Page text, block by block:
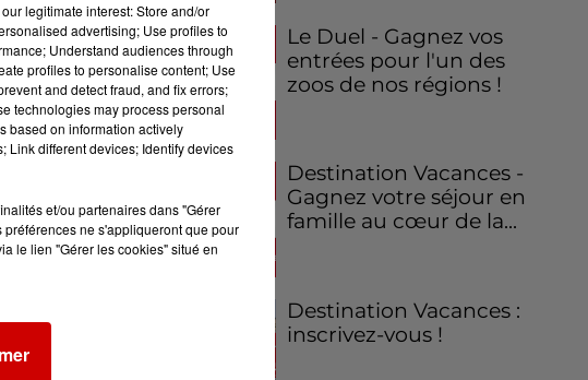
Le Duel - Gagnez vos
entrées pour l'un des
zoos de nos régions !
Destination Vacances -
Gagnez votre séjour en
famille au cœur de la...
Destination Vacances :
inscrivez-vous !
legitimate interest: Store and/or
advertising; Use profiles to
Understand audiences through
profiles to personalise content; Use
and detect fraud, and fix errors;
technologies may process personal
based on information actively
Link different devices; Identify devices
et/ou partenaires dans "Gérer
ne s'appliqueront que pour
le lien "Gérer les cookies" situé en